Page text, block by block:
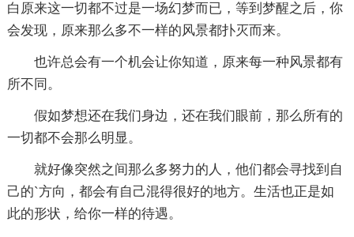
白原来这一切都不过是一场幻梦而已，等到梦醒之后，你
会发现，原来那么多不一样的风景都扑灭而来。
也许总会有一个机会让你知道，原来每一种风景都有
所不同。
假如梦想还在我们身边，还在我们眼前，那么所有的
一切都不会那么明显。
就好像突然之间那么多努力的人，他们都会寻找到自
己的`方向，都会有自己混得很好的地方。生活也正是如
此的形状，给你一样的待遇。